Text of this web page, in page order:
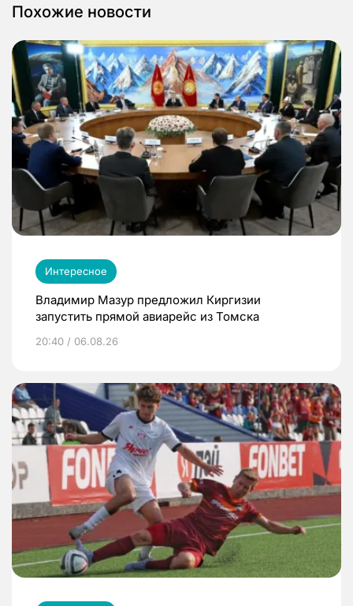
Похожие новости
Интересное
Владимир Мазур предложил Киргизии
запустить прямой авиарейс из Томска
20:40 / 06.08.26